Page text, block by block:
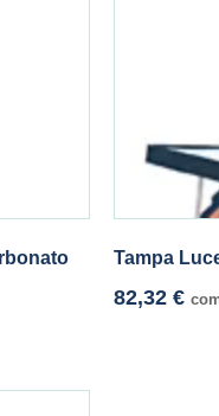
Tampa
82,32 €